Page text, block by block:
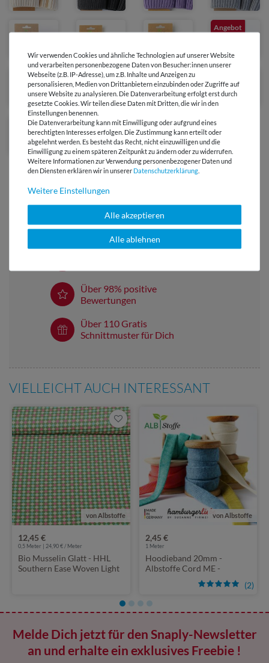
Angebot
Versandkostenfrei ab 60 € -
Lieferung mit DHL
Über 98% positive
Bewertungen
Über 110 Gratis
Schnittmuster für Dich
VIELLEICHT AUCH INTERESSANT
von Albstoffe
12,45 €
0,5 Meter | 24,90 € / Meter
Bio Musselin Glatt - HHL
Southern Ease Woven Light
von Albstoffe
(2)
2,45 €
1 Meter
Hoodieband 20mm -
Albstoffe Cord ME -
Melde Dich jetzt für den Snaply-Newsletter
an und erhalte ein exklusives Freebie !
Wir verwenden Cookies und ähnliche Technologien auf unserer Website
und verarbeiten personenbezogene Daten von Besucher:innen unserer
Webseite (z.B. IP-Adresse), um z.B. Inhalte und Anzeigen zu
personalisieren, Medien von Drittanbietern einzubinden oder Zugriffe auf
unsere Website zu analysieren. Die Datenverarbeitung erfolgt erst durch
gesetzte Cookies. Wir teilen diese Daten mit Dritten, die wir in den
Einstellungen benennen.
Die Datenverarbeitung kann mit Einwilligung oder aufgrund eines
berechtigten Interesses erfolgen. Die Zustimmung kann erteilt oder
abgelehnt werden. Es besteht das Recht, nicht einzuwilligen und die
Einwilligung zu einem späteren Zeitpunkt zu ändern oder zu widerrufen.
Weitere Informationen zur Verwendung personenbezogener Daten und
den Diensten erklären wir in unserer Daten­schutz­erklärung
Weitere Einstellungen
Alle akzeptieren
Alle ablehnen